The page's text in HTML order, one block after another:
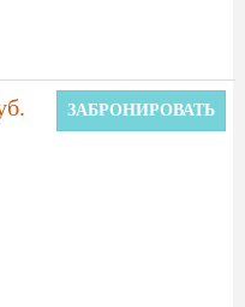
ЗАБРОНИРОВАТЬ